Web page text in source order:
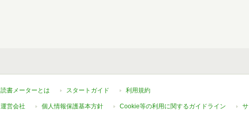
読書メーターとは スタートガイド 利用規約
運営会社 個人情報保護基本方針 Cookie等の利用に関するガイドライン